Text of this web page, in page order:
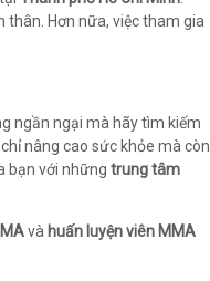
Hơn nữa, việc tham gia
ngần ngại mà hãy tìm kiếm
nâng cao sức khỏe mà còn
bạn với những trung tâm
và huấn luyện viên MMA